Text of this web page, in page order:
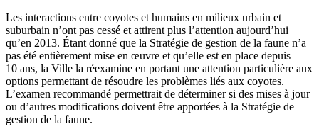
Les interactions entre coyotes et humains en milieux urbain et
suburbain n’ont pas cessé et attirent plus l’attention aujourd’hui
qu’en 2013. Étant donné que la Stratégie de gestion de la faune n’a
pas été entièrement mise en œuvre et qu’elle est en place depuis
10 ans, la Ville la réexamine en portant une attention particulière aux
options permettant de résoudre les problèmes liés aux coyotes.
L’examen recommandé permettrait de déterminer si des mises à jour
ou d’autres modifications doivent être apportées à la Stratégie de
gestion de la faune.